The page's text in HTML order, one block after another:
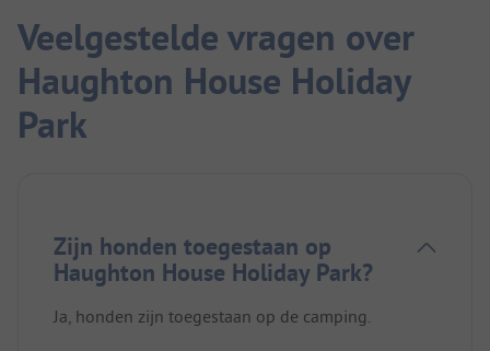
Veelgestelde vragen over
Haughton House Holiday
Park
Zijn honden toegestaan op
Haughton House Holiday Park?
Ja, honden zijn toegestaan op de camping.